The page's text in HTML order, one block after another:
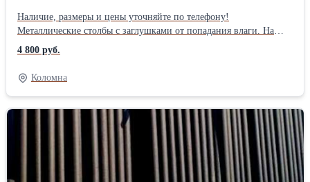
Наличие, размеры и цены уточняйте по телефону!
Металлические столбы с заглушками от попадания влаги. На
столбах приварены планки или крючки для удобства монтажа
забора. Высота 2м, 2,4м , 3м, диаметр от 32 до 76, профильные
от 40*20 до 80*80. Оцинкованная ,плетеная сетка рабица для
забора, вольера, курятника. Высота 1,0 м. 1,2м, 1,5м, 1,8м, 2м,
ячейка 50*50 мм, толщина проволоки 1,6мм, края загнуты,
длина рулона по 10 метров. Каркас из профильной трубы 25*25
покрыты грунтовкой. В середине ворот ребро жесткости,
проушина под навесной замок, штыри в землю, ворота на двух
на петлях, на створке есть проушина под замок навесной.
4 800 руб.
Коломна